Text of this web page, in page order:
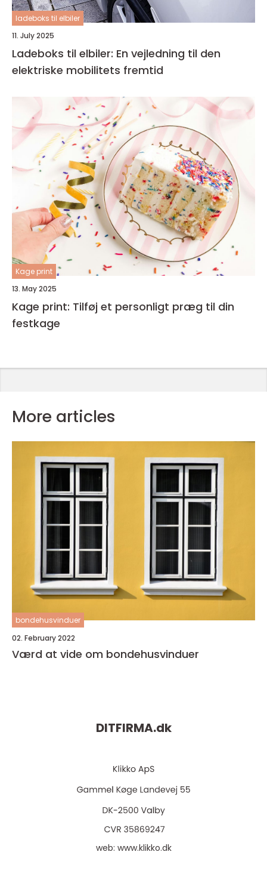
ladeboks til elbiler
11. July 2025
Ladeboks til elbiler: En vejledning til den
elektriske mobilitets fremtid
Kage print
13. May 2025
Kage print: Tilføj et personligt præg til din
festkage
More articles
bondehusvinduer
02. February 2022
Værd at vide om bondehusvinduer
DITFIRMA.dk
web: www.klikko.dk